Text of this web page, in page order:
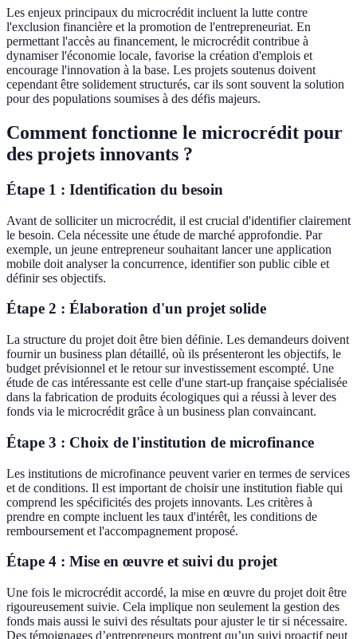
Les enjeux principaux du microcrédit incluent la lutte contre
l'exclusion financière et la promotion de l'entrepreneuriat. En
permettant l'accès au financement, le microcrédit contribue à
dynamiser l'économie locale, favorise la création d'emplois et
encourage l'innovation à la base. Les projets soutenus doivent
cependant être solidement structurés, car ils sont souvent la solution
pour des populations soumises à des défis majeurs.
Comment fonctionne le microcrédit pour
des projets innovants ?
Étape 1 : Identification du besoin
Avant de solliciter un microcrédit, il est crucial d'identifier clairement
le besoin. Cela nécessite une étude de marché approfondie. Par
exemple, un jeune entrepreneur souhaitant lancer une application
mobile doit analyser la concurrence, identifier son public cible et
définir ses objectifs.
Étape 2 : Élaboration d'un projet solide
La structure du projet doit être bien définie. Les demandeurs doivent
fournir un business plan détaillé, où ils présenteront les objectifs, le
budget prévisionnel et le retour sur investissement escompté. Une
étude de cas intéressante est celle d'une start-up française spécialisée
dans la fabrication de produits écologiques qui a réussi à lever des
fonds via le microcrédit grâce à un business plan convaincant.
Étape 3 : Choix de l'institution de microfinance
Les institutions de microfinance peuvent varier en termes de services
et de conditions. Il est important de choisir une institution fiable qui
comprend les spécificités des projets innovants. Les critères à
prendre en compte incluent les taux d'intérêt, les conditions de
remboursement et l'accompagnement proposé.
Étape 4 : Mise en œuvre et suivi du projet
Une fois le microcrédit accordé, la mise en œuvre du projet doit être
rigoureusement suivie. Cela implique non seulement la gestion des
fonds mais aussi le suivi des résultats pour ajuster le tir si nécessaire.
Des témoignages d’entrepreneurs montrent qu’un suivi proactif peut